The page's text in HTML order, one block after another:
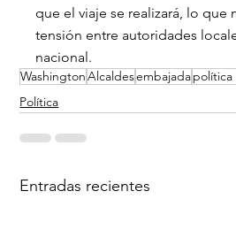
que el viaje se realizará, lo que
tensión entre autoridades
nacional.
WashingtonAlcaldesembajada
Política
Entradas recientes